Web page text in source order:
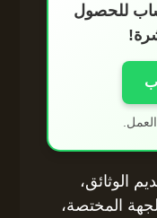
للحصول
الوثائق،
المختصة،